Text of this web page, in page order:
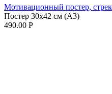
Мотивационный постер,
Постер 30х42 см (А3)
490.00 Р